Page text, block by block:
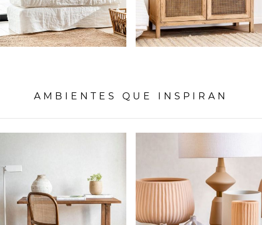
AMBIENTES QUE INSPIRAN